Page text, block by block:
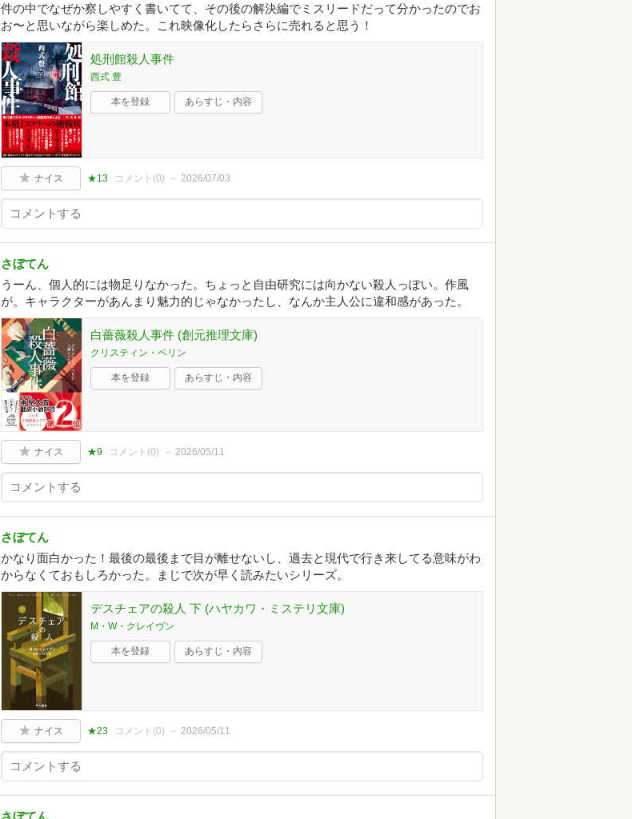
件の中でなぜか察しやすく書いてて、その後の解決編でミスリードだって分かったのでお
お〜と思いながら楽しめた。これ映像化したらさらに売れると思う！
処刑館殺人事件
西式 豊
本を登録 あらすじ・内容
ナイス ★13 コメント(0) 2026/07/03
さぼてん
うーん、個人的には物足りなかった。ちょっと自由研究には向かない殺人っぽい。作風
が。キャラクターがあんまり魅力的じゃなかったし、なんか主人公に違和感があった。
白薔薇殺人事件 (創元推理文庫)
クリスティン・ペリン
本を登録 あらすじ・内容
ナイス ★9 コメント(0) 2026/05/11
さぼてん
かなり面白かった！最後の最後まで目が離せないし、過去と現代で行き来してる意味がわ
からなくておもしろかった。まじで次が早く読みたいシリーズ。
デスチェアの殺人 下 (ハヤカワ・ミステリ文庫)
M・W・クレイヴン
本を登録 あらすじ・内容
ナイス ★23 コメント(0) 2026/05/11
さぼてん